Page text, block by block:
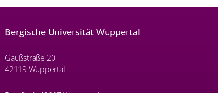
Bergische Universität Wuppertal
Gaußstraße 20
42119 Wuppertal